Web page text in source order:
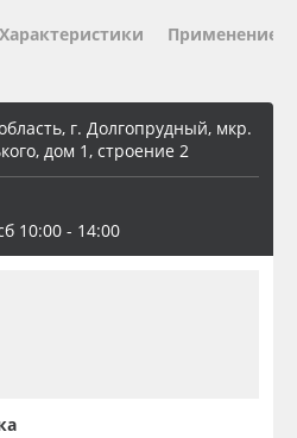
Характеристики Применение
г. Долгопрудный, мкр.
дом 1, строение 2
10:00 - 14:00